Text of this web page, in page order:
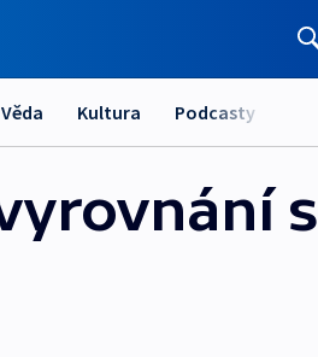
Věda Kultura Podcasty
s